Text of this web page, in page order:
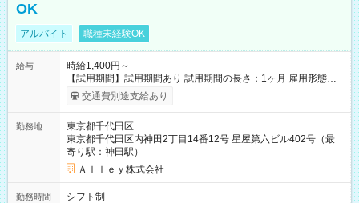
OK
アルバイト 職種未経験OK
給与
時給1,400円～
【試用期間】試用期間あり 試用期間の長さ：1ヶ月 雇用形態、
給与は本採用時と同じです。
交通費別途支給あり
勤務地
東京都千代田区
東京都千代田区内神田2丁目14番12号 星屋第六ビル402号（最
寄り駅：神田駅）
Ａｌｌｅｙ株式会社
勤務時間
シフト制